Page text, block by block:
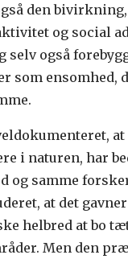
den
og social
selv også
som ensomhed,
i naturen, har
og samme
at det gavner
helbred at bo
Men den